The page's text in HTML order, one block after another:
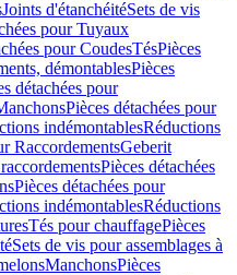
Joints d'étanchéitéSets de vis
pour Tuyaux
pour CoudesTésPièces
démontablesPièces
détachées pour
Pièces détachées pour
indémontablesRéductions
RaccordementsGeberit
Pièces détachées
Pièces détachées pour
indémontablesRéductions
Tés pour chauffagePièces
Sets de vis pour assemblages à
ManchonsPièces